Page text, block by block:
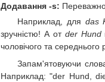
Додавання -s:
Наприклад, для das
зручністю! А от der Hund
чоловічого та
Запам'ятовуючи
Наприклад: "der Hund,